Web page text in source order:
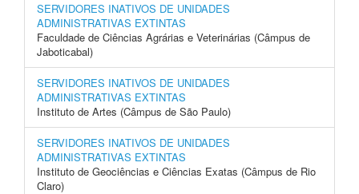
SERVIDORES INATIVOS DE UNIDADES
ADMINISTRATIVAS EXTINTAS
Faculdade de Ciências Agrárias e Veterinárias (Câmpus de
Jaboticabal)
SERVIDORES INATIVOS DE UNIDADES
ADMINISTRATIVAS EXTINTAS
Instituto de Artes (Câmpus de São Paulo)
SERVIDORES INATIVOS DE UNIDADES
ADMINISTRATIVAS EXTINTAS
Instituto de Geociências e Ciências Exatas (Câmpus de Rio
Claro)